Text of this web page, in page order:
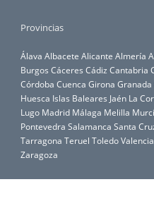
Provincias
Álava Albacete Alicante Almería
Burgos Cáceres Cádiz Cantabria
Córdoba Cuenca Girona Granada
Huesca Islas Baleares Jaén La
Lugo Madrid Málaga Melilla
Pontevedra Salamanca Santa
Tarragona Teruel ToledoValencia
Zaragoza